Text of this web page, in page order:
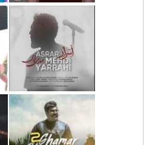
دانلود آهنگ جدید رضا
بهرام بنام نگار
دانلود آهنگ جدید مهدی
یراحی بنام اسرار